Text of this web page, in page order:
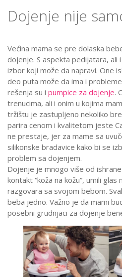
Dojenje nije
Većina mama se pre dolaska
dojenje. S aspekta pedijatara, ali
izbor koji može da napravi. One
deo puta može da ima i
rešenja su i pumpice za dojenje.
trenucima, ali i onim u kojima
tržištu je zastupljeno nekoliko
parira cenom i kvalitetom jeste
ne prestaje, jer za mame sa
silikonske bradavice kako bi se
problem sa dojenjem.
Dojenje je mnogo više od
kontakt “koža na kožu”, umili glas
razgovara sa svojom bebom.
beba jedno. Važno je da mami
posebni grudnjaci za dojenje